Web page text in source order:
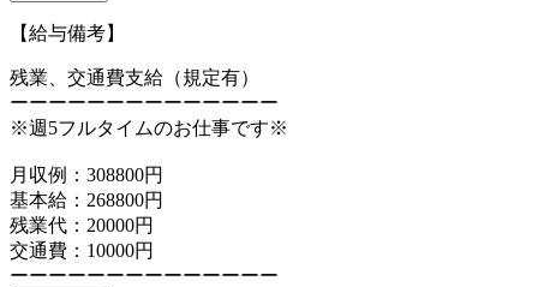
【給与備考】
残業、交通費支給（規定有）
ーーーーーーーーーーーーーー
※週5フルタイムのお仕事です※
月収例：308800円
基本給：268800円
残業代：20000円
交通費：10000円
ーーーーーーーーーーーーーー